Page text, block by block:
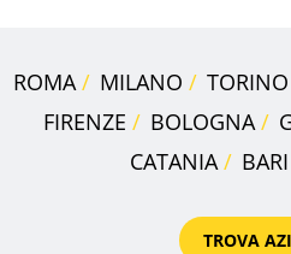
ROMA MILANO TORINO
FIRENZE
BOLOGNA
CATANIA
BARI
TROVA